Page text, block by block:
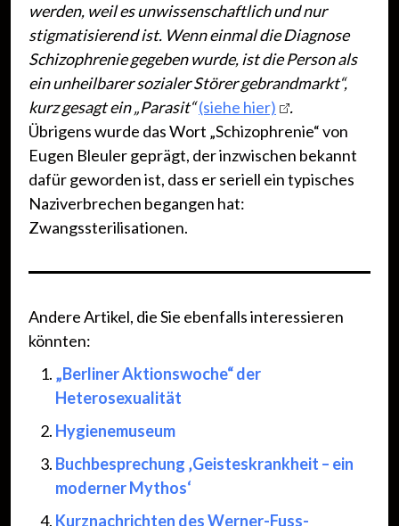
werden, weil es unwissenschaftlich und nur
stigmatisierend ist. Wenn einmal die Diagnose
Schizophrenie gegeben wurde, ist die Person als
ein unheilbarer sozialer Störer gebrandmarkt“,
kurz gesagt ein „Parasit“(siehe hier)
.
Übrigens wurde das Wort „Schizophrenie“ von
Eugen Bleuler geprägt, der inzwischen bekannt
dafür geworden ist, dass er seriell ein typisches
Naziverbrechen begangen hat:
Zwangssterilisationen.
Andere Artikel, die Sie ebenfalls interessieren
könnten:
„Berliner Aktionswoche“ der
Heterosexualität
Hygienemuseum
Buchbesprechung ‚Geisteskrankheit – ein
moderner Mythos‘
Kurznachrichten des Werner-Fuss-